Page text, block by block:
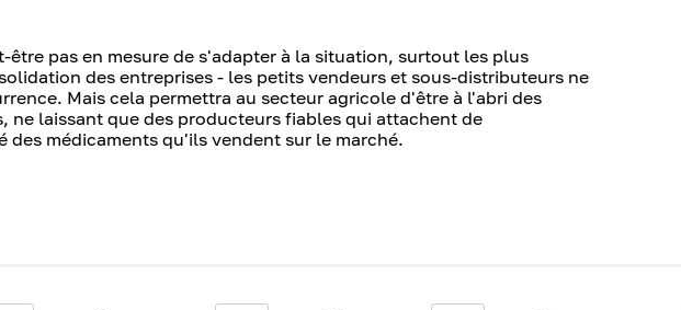
pas en mesure de s'adapter à la situation, surtout les plus
des entreprises - les petits vendeurs et sous-distributeurs ne
Mais cela permettra au secteur agricole d'être à l'abri des
ne laissant que des producteurs fiables qui attachent de
médicaments qu'ils vendent sur le marché.